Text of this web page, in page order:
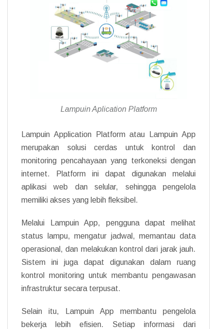
Lampuin Aplication Platform
Lampuin Application Platform atau Lampuin App
merupakan solusi cerdas untuk kontrol dan
monitoring pencahayaan yang terkoneksi dengan
internet. Platform ini dapat digunakan melalui
aplikasi web dan selular, sehingga pengelola
memiliki akses yang lebih fleksibel.
Melalui Lampuin App, pengguna dapat melihat
status lampu, mengatur jadwal, memantau data
operasional, dan melakukan kontrol dari jarak jauh.
Sistem ini juga dapat digunakan dalam ruang
kontrol monitoring untuk membantu pengawasan
infrastruktur secara terpusat.
Selain itu, Lampuin App membantu pengelola
bekerja lebih efisien. Setiap informasi dari